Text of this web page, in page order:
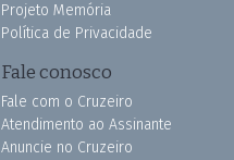
Projeto Memória
Política de Privacidade
Fale conosco
Fale com o Cruzeiro
Atendimento ao Assinante
Anuncie no Cruzeiro